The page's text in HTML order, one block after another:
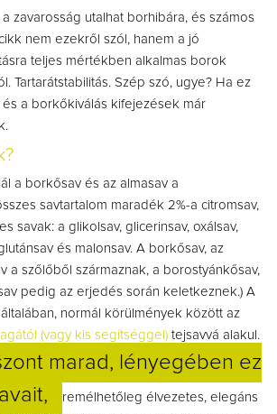
zavarosság utalhat borhibára, és számos
nem ezekről szól, hanem a jó
teljes mértékben alkalmas borok
Tartarátstabilitás. Szép szó, ugye? Ha ez
a borkőkiválás kifejezések már
a borkősav és az almasav a
savtartalom maradék 2%-a citromsav,
savak: a glikolsav, glicerinsav, oxálsav,
és malonsav. A borkősav, az
a szőlőből származnak, a borostyánkősav,
pedig az erjedés során keletkeznek.) A
ál talában, normál körülmények között az
(vagy kis segítséggel) tejsavvá alakul.
marad, lényegében ez
remélhetőleg élvezetes, elegáns